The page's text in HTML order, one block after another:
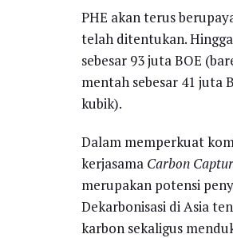
PHE akan terus
telah ditentukan.
sebesar 93 juta BOE
mentah sebesar 41 juta
kubik).
Dalam memperkuat
kerjasama Carbon
merupakan potensi
Dekarbonisasi di Asia
karbon sekaligus